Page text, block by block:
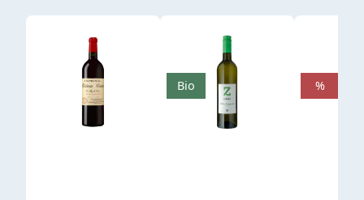
Produktgalerie überspringen
Bio %